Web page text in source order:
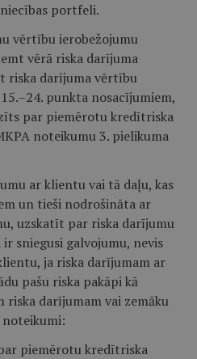
portfeli.
vērtību ierobežojumu
vērā riska darījuma
riska darījuma vērtību
punkta nosacījumiem,
par piemērotu kredītriska
noteikumu 3. pielikuma
ar klientu vai tā daļu, kas
un tieši nodrošināta ar
uzskatīt par riska darījumu
sniegusi galvojumu, nevis
ja riska darījumam ar
pašu riska pakāpi kā
darījumam vai zemāku
noteikumi:
piemērotu kredītriska